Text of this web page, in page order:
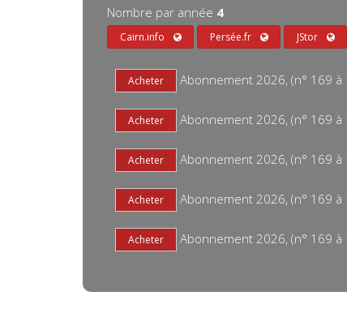
Nombre par année 4
Cairn.info Persée.fr JStor
Abonnement 2026, (n° 169
Abonnement 2026, (n° 169
Abonnement 2026, (n° 169
Abonnement 2026, (n° 169
Abonnement 2026, (n° 169